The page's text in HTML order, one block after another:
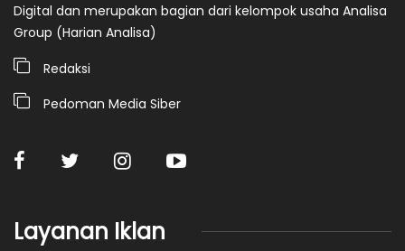
Digital dan merupakan bagian dari kelompok usaha Analisa
Group (Harian Analisa)
Redaksi
Pedoman Media Siber
Layanan Iklan